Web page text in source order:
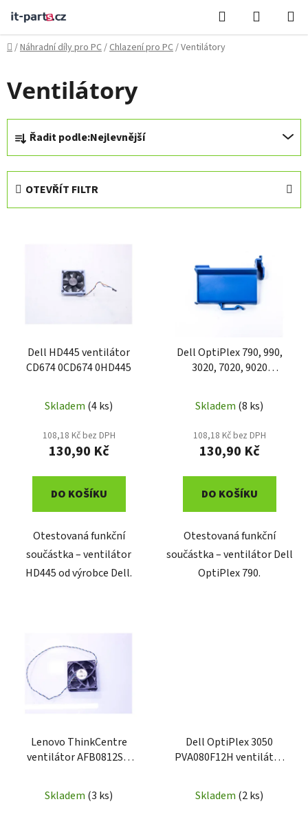
obsah
Hledat
KOŠÍK
Domů
/Náhradní díly pro PC/Chlazení pro PC/Ventilátory
Ventilátory
Ř
a
z
n
í
Řadit podle:Nejlevnější
OTEVŘÍT FILTR
Dell HD445 ventilátor
CD674 0CD674 0HD445
Skladem (4 ks)
108,18 Kč bez DPH
130,90 Kč
DO KOŠÍKU
Otestovaná funkční
součástka – ventilátor
HD445 od výrobce Dell.
Dell OptiPlex 790, 990,
3020, 7020, 9020
PD60054
Skladem (8 ks)
108,18 Kč bez DPH
130,90 Kč
DO KOŠÍKU
Otestovaná funkční
součástka – ventilátor Dell
OptiPlex 790.
Lenovo ThinkCentre
ventilátor AFB0812SH
Skladem (3 ks)
Dell OptiPlex 3050
PVA080F12H ventilátor
Skladem (2 ks)